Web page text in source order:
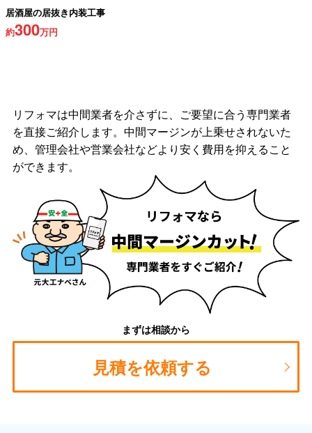
居酒屋の居抜き内装工事
約300万円
リフォマは中間業者を介さずに、ご要望に合う専門業者
を直接ご紹介します。中間マージンが上乗せされないた
め、管理会社や営業会社などより安く費用を抑えること
ができます。
まずは相談から
見積を依頼する